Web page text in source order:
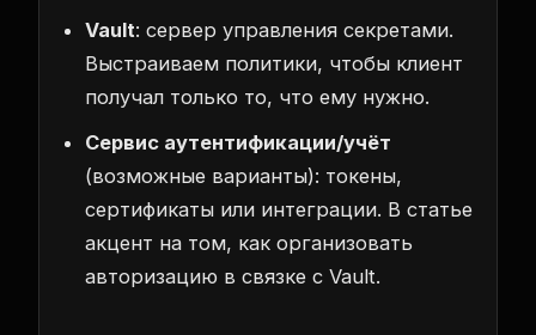
Vault: сервер управления секретами.
Выстраиваем политики, чтобы клиент
получал только то, что ему нужно.
Сервис аутентификации/учёт
(возможные варианты): токены,
сертификаты или интеграции. В статье
акцент на том, как организовать
авторизацию в связке с Vault.